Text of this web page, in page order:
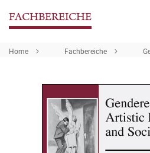
FACHBEREICHE
Home Fachbereiche